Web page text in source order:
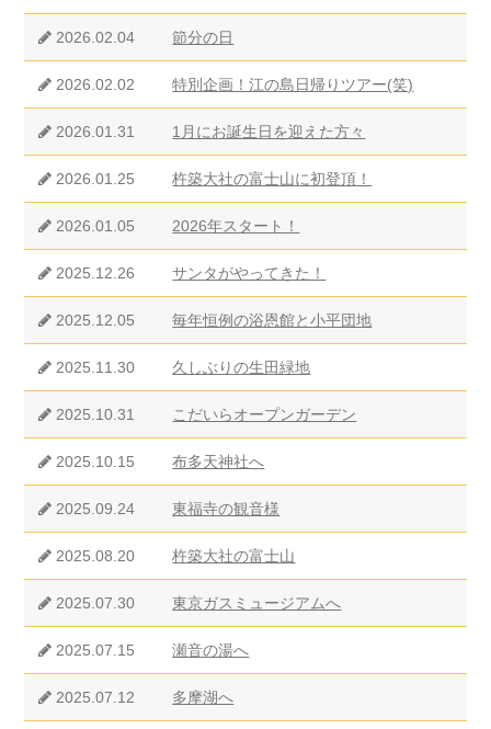
2026.02.04 節分の日
2026.02.02 特別企画！江の島日帰りツアー(笑)
2026.01.31 1月にお誕生日を迎えた方々
2026.01.25 杵築大社の富士山に初登頂！
2026.01.05 2026年スタート！
2025.12.26 サンタがやってきた！
2025.12.05 毎年恒例の浴恩館と小平団地
2025.11.30 久しぶりの生田緑地
2025.10.31 こだいらオープンガーデン
2025.10.15 布多天神社へ
2025.09.24 東福寺の観音様
2025.08.20 杵築大社の富士山
2025.07.30 東京ガスミュージアムへ
2025.07.15 瀬音の湯へ
2025.07.12 多摩湖へ